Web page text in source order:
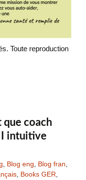
Toute reproduction
que coach
intuitive
, Blog eng, Blog fran,
, Books GER,